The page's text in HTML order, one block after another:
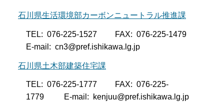
石川県生活環境部カーボンニュートラル推進課
TEL: 076-225-1527 FAX: 076-225-1479
E-mail: cn3@pref.ishikawa.lg.jp
石川県土木部建築住宅課
TEL: 076-225-1777 FAX: 076-225-
1779 E-mail: kenjuu@pref.ishikawa.lg.jp